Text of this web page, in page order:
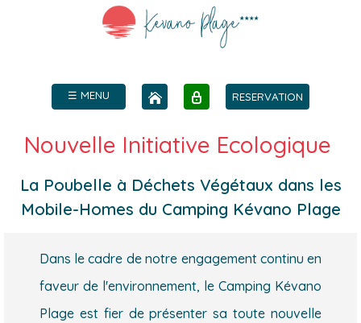
☰ MENU RESERVATION
Nouvelle Initiative Ecologique
La Poubelle à Déchets Végétaux dans les
Mobile-Homes du Camping Kévano Plage
Dans le cadre de notre engagement continu en
faveur de l'environnement, le Camping Kévano
Plage est fier de présenter sa toute nouvelle